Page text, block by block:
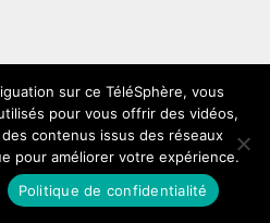
sur ce TéléSphère, vous
pour vous offrir des vidéos,
contenus issus des réseaux
pour améliorer votre expérience.
Politique de confidentialité